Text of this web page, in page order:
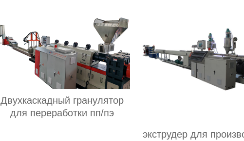
Двухкаскадный гранулятор
для переработки пп/пэ
экструдер для производства